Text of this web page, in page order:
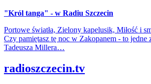
"Król tanga" - w Radiu Szczecin
Portowe światła, Zielony kapelusik, Miłość i
Czy pamiętasz tę noc w Zakopanem - to
Tadeusza Millera…
radioszczecin.tv